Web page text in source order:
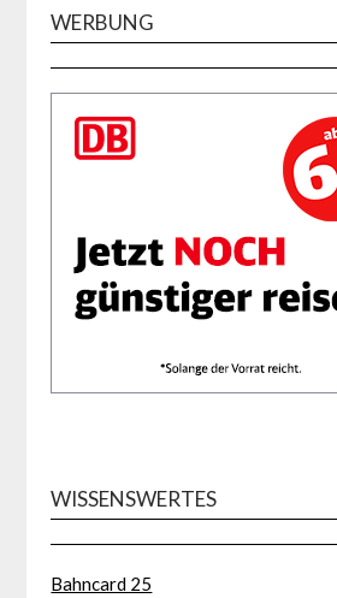
WERBUNG
WISSENSWERTES
Bahncard 25